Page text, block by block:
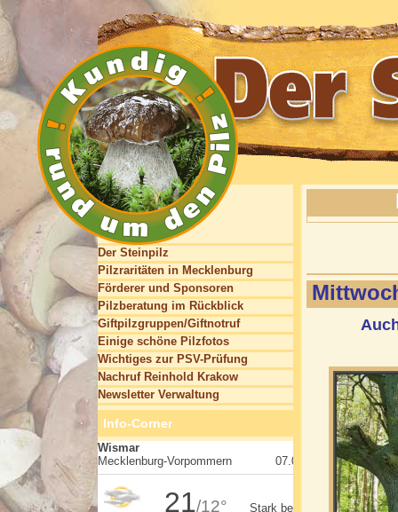
Der Steinpilz
Pilzraritäten in Mecklenburg
Förderer und Sponsoren
Pilzberatung im Rückblick
Giftpilzgruppen/Giftnotruf
Einige schöne Pilzfotos
Wichtiges zur PSV-Prüfung
Nachruf Reinhold Krakow
Newsletter Verwaltung
Info-Corner